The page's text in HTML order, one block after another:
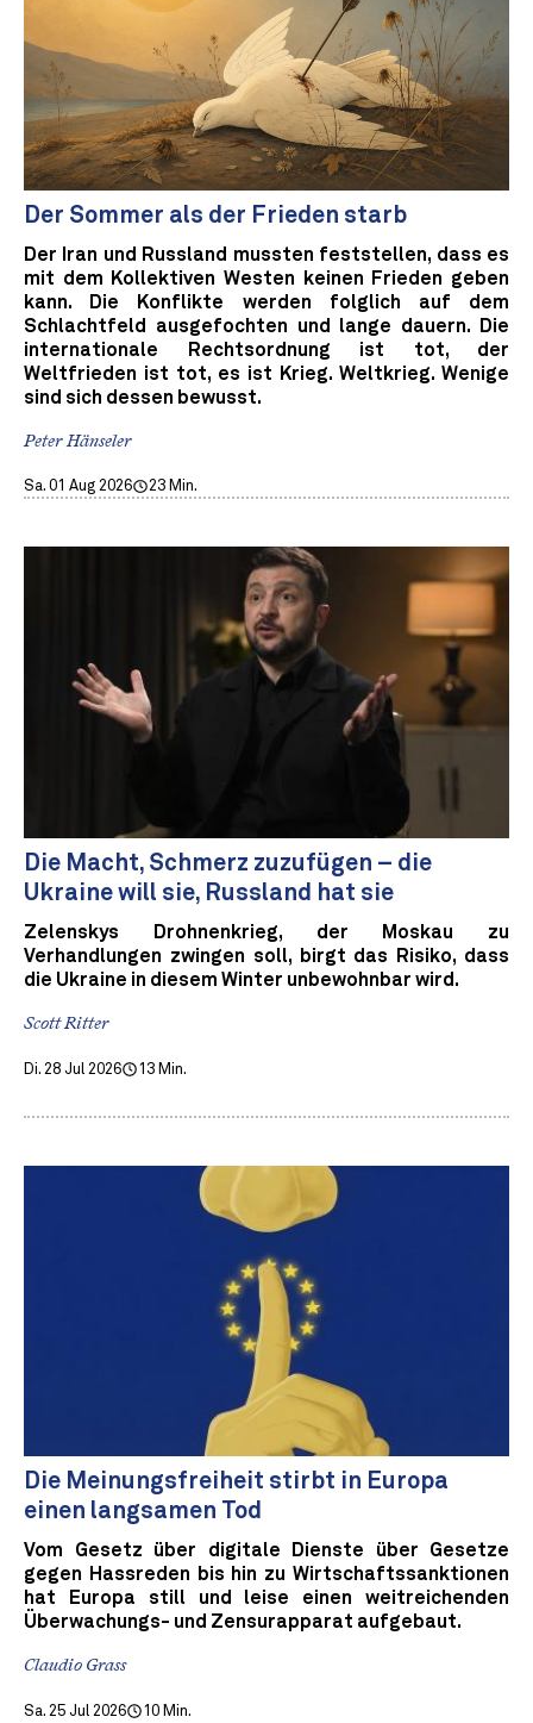
Der Sommer als der Frieden starb
Der Iran und Russland mussten feststellen, dass es
mit dem Kollektiven Westen keinen Frieden geben
kann. Die Konflikte werden folglich auf dem
Schlachtfeld ausgefochten und lange dauern. Die
internationale Rechtsordnung ist tot, der
Weltfrieden ist tot, es ist Krieg. Weltkrieg. Wenige
sind sich dessen bewusst.
Peter Hänseler
Sa. 01 Aug 2026 23 Min.
Die Macht, Schmerz zuzufügen – die
Ukraine will sie, Russland hat sie
Zelenskys Drohnenkrieg, der Moskau zu
Verhandlungen zwingen soll, birgt das Risiko, dass
die Ukraine in diesem Winter unbewohnbar wird.
Scott Ritter
Di. 28 Jul 2026 13 Min.
Die Meinungsfreiheit stirbt in Europa
einen langsamen Tod
Vom Gesetz über digitale Dienste über Gesetze
gegen Hassreden bis hin zu Wirtschaftssanktionen
hat Europa still und leise einen weitreichenden
Überwachungs- und Zensurapparat aufgebaut.
Claudio Grass
Sa. 25 Jul 2026 10 Min.